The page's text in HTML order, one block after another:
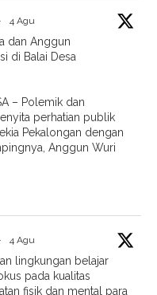
· 4 Agu
dan Anggun
di Balai Desa
– Polemik dan
perhatian publik
Pekalongan dengan
Anggun Wuri
· 4 Agu
lingkungan belajar
pada kualitas
fisik dan mental para